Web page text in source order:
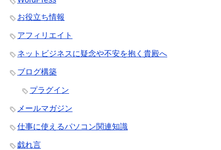
お役立ち情報
アフィリエイト
ネットビジネスに疑念や不安を抱く貴殿へ
ブログ構築
プラグイン
メールマガジン
仕事に使えるパソコン関連知識
戯れ言